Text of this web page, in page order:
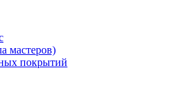
мастеров)
покрытий